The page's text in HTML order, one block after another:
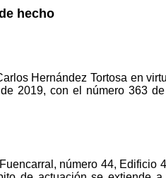
hecho
Hernández Tortosa en
2019, con el número 363
número 44, Edificio